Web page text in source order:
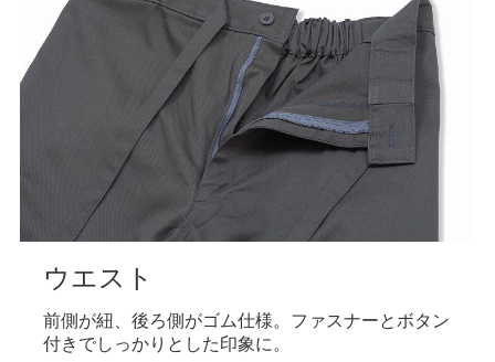
ウエスト
前側が紐、後ろ側がゴム仕様。ファスナーとボタン
付きでしっかりとした印象に。